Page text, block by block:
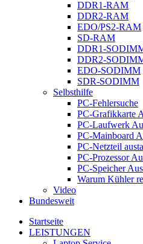
DDR1-RAM
DDR2-RAM
EDO/PS2-RAM
SD-RAM
DDR1-
DDR2-
EDO-SODIMM
SDR-SODIMM
Selbsthilfe
PC-Fehlersuche
PC-Grafikkarte
PC-Laufwerk
PC-Mainboard
PC-Netzteil
PC-Prozessor
PC-Speicher
Warum Kühler
Video
Bundesweit
Startseite
LEISTUNGEN